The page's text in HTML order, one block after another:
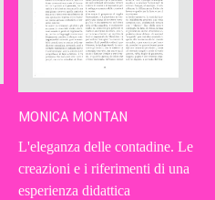
MONICA MONTAN
L'eleganza delle contadine. Le
creazioni e i riferimenti di una
esperienza didattica